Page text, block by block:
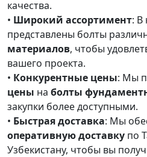
качества.
• Широкий ассортимент: В
представлены болты
материалов, чтобы
вашего проекта.
• Конкурентные цены: Мы
цены на болты
закупки более доступными.
• Быстрая доставка: Мы
оперативную доставку по
Узбекистану, чтобы вы